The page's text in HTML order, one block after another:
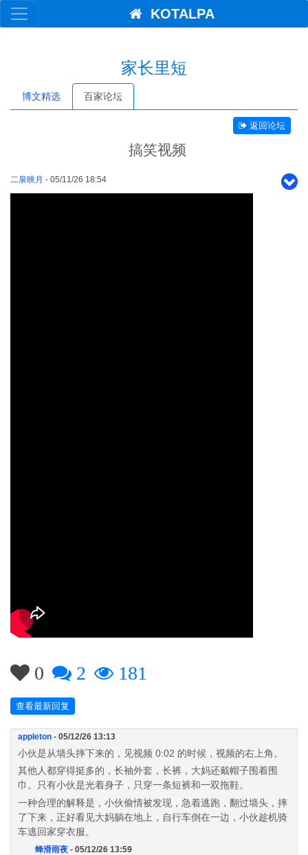
KOTALPA
家长里短
博文精选 百家论坛
返回论坛
搞笑视频
二泉映月 - 05/11/26 18:54
0 2 181
查看最新回复
appleton - 05/12/26 13:13
小伙是从墙头摔下来的，见视频 0:02 的时候，视频的右上角。
其他人都穿得挺多的，长袖外套，长裤，大妈还戴帽子围着围
巾。只有小伙是光着身子，只穿一条短裤和一双拖鞋。
一种合理的解释是，小伙偷情被发现，急着逃跑，翻过墙头，摔
了下来，正好看见大妈躺在地上，自行车倒在一边，小伙趁机骑
车逃回家穿衣服。
蜂滑雨夜 - 05/12/26 13:59